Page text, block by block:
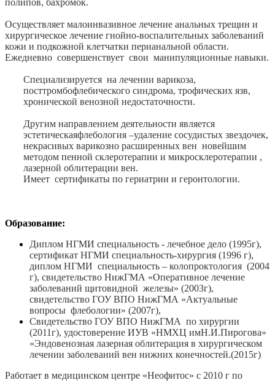
Осуществляет малоинвазивное лечение анальных трещин и
хирургическое лечение гнойно-воспалительных заболеваний
кожи и подкожной клетчатки перианальной области.
Ежедневно совершенствует свои манипуляционные навыки.
Специализируется на лечении варикоза,
посттромбофлебического синдрома, трофических язв,
хронической венозной недостаточности.
Другим направлением деятельности является
эстетическаяфлебология –удаление сосудистых звездочек,
некрасивых варикозно расширенных вен новейшим
методом пенной склеротерапии и микросклеротерапии ,
лазерной облитерации вен.
Имеет сертификаты по гериатрии и геронтологии.
Образование:
Диплом НГМИ специальность - лечебное дело (1995г),
сертификат НГМИ специальность-хирургия (1996 г),
диплом НГМИ специальность – колопроктология (2004
г), свидетельство НижГМА «Оперативное лечение
заболеваний щитовидной железы» (2003г),
свидетельство ГОУ ВПО НижГМА «Актуальные
вопросы флебологии» (2007г),
Свидетельство ГОУ ВПО НижГМА по хирургии
(2011г), удостоверение ИУВ «НМХЦ имН.И.Пирогова»
«Эндовенозная лазерная облитерация в хирургическом
лечении заболеваний вен нижних конечностей.(2015г)
Работает в медицинском центре «Неофитос» с 2010 г по